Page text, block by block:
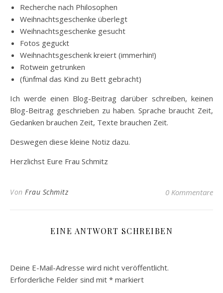
Recherche nach Philosophen
Weihnachtsgeschenke überlegt
Weihnachtsgeschenke gesucht
Fotos geguckt
Weihnachtsgeschenk kreiert (immerhin!)
Rotwein getrunken
(fünfmal das Kind zu Bett gebracht)
Ich werde einen Blog-Beitrag darüber schreiben, keinen
Blog-Beitrag geschrieben zu haben. Sprache braucht Zeit,
Gedanken brauchen Zeit, Texte brauchen Zeit.
Deswegen diese kleine Notiz dazu.
Herzlichst Eure Frau Schmitz
Von Frau Schmitz 0 Kommentare
EINE ANTWORT SCHREIBEN
Deine E-Mail-Adresse wird nicht veröffentlicht.
Erforderliche Felder sind mit * markiert